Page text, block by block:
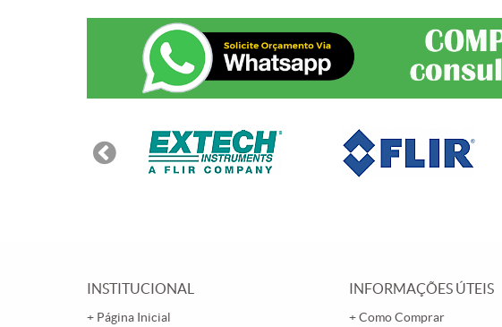
INSTITUCIONAL
Página Inicial
INFORMAÇÕES ÚTEIS
Como Comprar